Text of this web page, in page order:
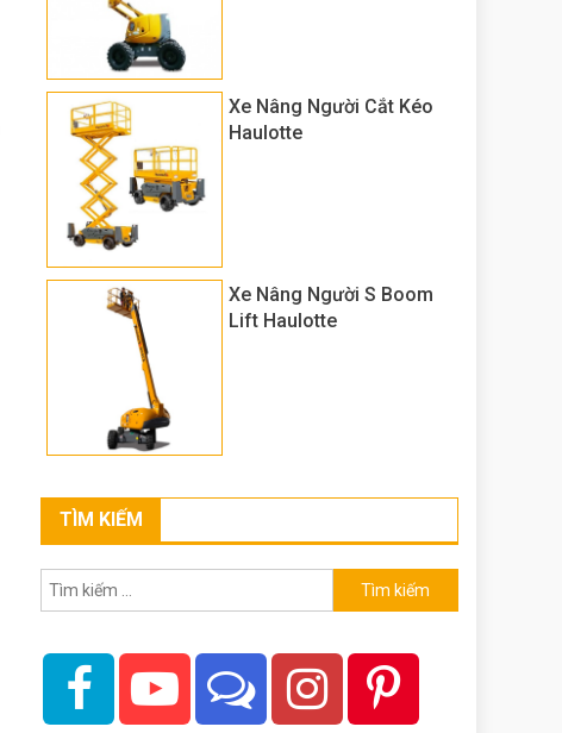
Xe Nâng Người Cắt Kéo
Haulotte
Xe Nâng Người S Boom
Lift Haulotte
TÌM KIẾM
Tìm
kiếm